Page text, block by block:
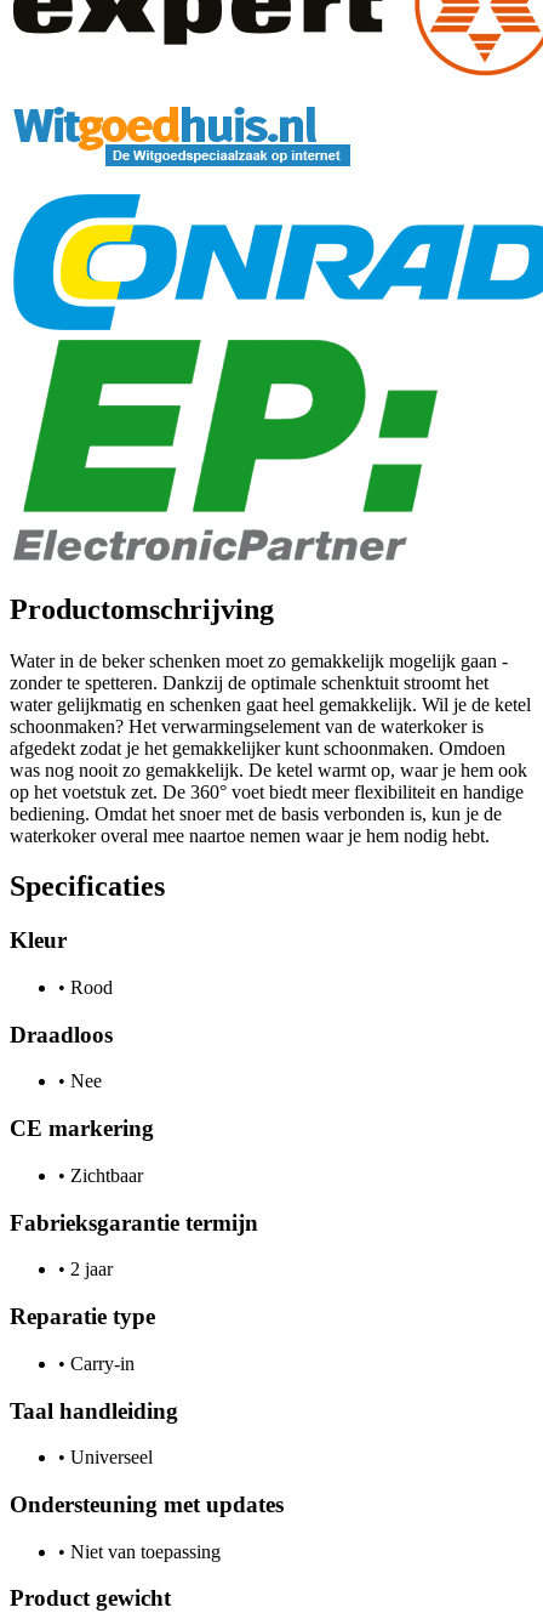
Productomschrijving
Water in de beker schenken moet zo gemakkelijk mogelijk gaan -
zonder te spetteren. Dankzij de optimale schenktuit stroomt het
water gelijkmatig en schenken gaat heel gemakkelijk. Wil je de ketel
schoonmaken? Het verwarmingselement van de waterkoker is
afgedekt zodat je het gemakkelijker kunt schoonmaken. Omdoen
was nog nooit zo gemakkelijk. De ketel warmt op, waar je hem ook
op het voetstuk zet. De 360° voet biedt meer flexibiliteit en handige
bediening. Omdat het snoer met de basis verbonden is, kun je de
waterkoker overal mee naartoe nemen waar je hem nodig hebt.
Specificaties
Kleur
• Rood
Draadloos
• Nee
CE markering
• Zichtbaar
Fabrieksgarantie termijn
• 2 jaar
Reparatie type
• Carry-in
Taal handleiding
• Universeel
Ondersteuning met updates
• Niet van toepassing
Product gewicht